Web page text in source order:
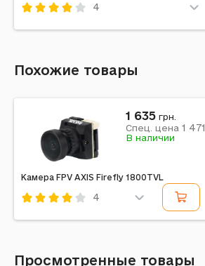
4
Похожие товары
Камера FPV AXIS Firefly 1800TVL
4
1 635 грн.
Спец. цена 1 471
В наличии
Просмотренные товары